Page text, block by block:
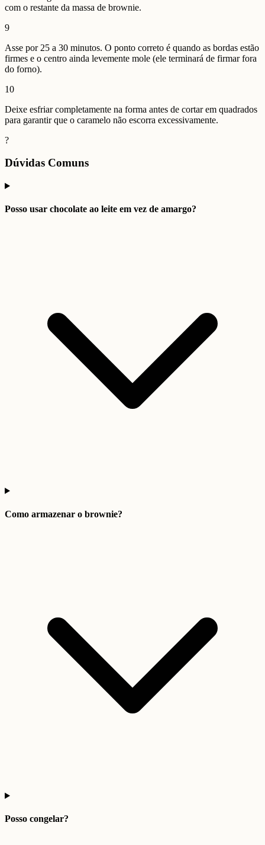
com o restante da massa de brownie.
9
Asse por 25 a 30 minutos. O ponto correto é quando as bordas estão
firmes e o centro ainda levemente mole (ele terminará de firmar fora
do forno).
10
Deixe esfriar completamente na forma antes de cortar em quadrados
para garantir que o caramelo não escorra excessivamente.
?
Dúvidas Comuns
Posso usar chocolate ao leite em vez de amargo?
Como armazenar o brownie?
Posso congelar?